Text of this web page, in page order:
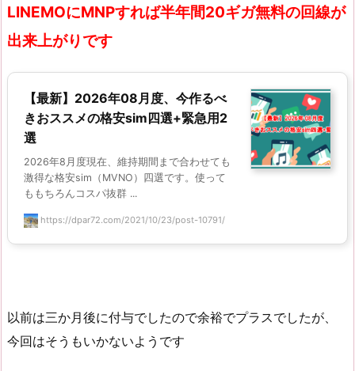
LINEMOにMNPすれば半年間20ギガ無料の回線が
出来上がりです
【最新】2026年08月度、今作るべ
きおススメの格安sim四選+緊急用2
選
2026年8月度現在、維持期間まで合わせても
激得な格安sim（MVNO）四選です。使って
ももちろんコスパ抜群 ...
https://dpar72.com/2021/10/23/post-10791/
以前は三か月後に付与でしたので余裕でプラスでしたが、
今回はそうもいかないようです